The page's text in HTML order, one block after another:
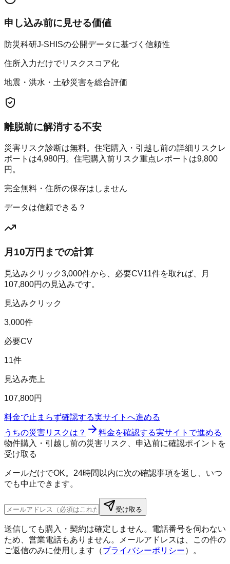
申し込み前に見せる価値
防災科研J-SHISの公開データに基づく信頼性
住所入力だけでリスクスコア化
地震・洪水・土砂災害を総合評価
離脱前に解消する不安
災害リスク診断は無料。住宅購入・引越し前の詳細リスクレ
ポートは4,980円。住宅購入前リスク重点レポートは9,800
円。
完全無料・住所の保存はしません
データは信頼できる？
月10万円までの計算
見込みクリック3,000件から、必要CV11件を取れば、月
107,800円の見込みです。
見込みクリック
3,000件
必要CV
11件
見込み売上
107,800円
料金で止まらず確認する実サイトへ進める
うちの災害リスクは？
料金を確認する実サイトで進める
物件購入・引越し前の災害リスク、申込前に確認ポイントを
受け取る
メールだけでOK。24時間以内に次の確認事項を返し、いつ
でも中止できます。
受け取る
送信しても購入・契約は確定しません。電話番号を伺わない
ため、営業電話もありません。メールアドレスは、この件の
ご返信のみに使用します（プライバシーポリシー）。